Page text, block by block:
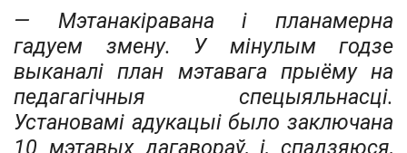
— Мэтанакіравана і планамерна
гадуем змену. У мінулым годзе
выканалі план мэтавага прыёму на
педагагічныя спецыяльнасці.
Установамі адукацыі было заключана
10 мэтавых дагавораў, і, спадзяюся,